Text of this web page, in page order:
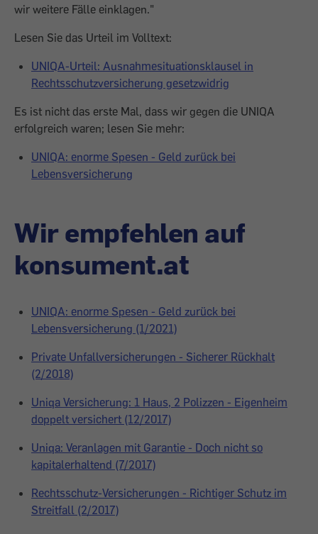
wir weitere Fälle einklagen."
Lesen Sie das Urteil im Volltext:
UNIQA-Urteil: Ausnahmesituationsklausel in
Rechtsschutzversicherung gesetzwidrig
Es ist nicht das erste Mal, dass wir gegen die UNIQA
erfolgreich waren; lesen Sie mehr:
UNIQA: enorme Spesen - Geld zurück bei
Lebensversicherung
Wir empfehlen auf
konsument.at
UNIQA: enorme Spesen - Geld zurück bei
Lebensversicherung (1/2021)
Private Unfallversicherungen - Sicherer Rückhalt
(2/2018)
Uniqa Versicherung: 1 Haus, 2 Polizzen - Eigenheim
doppelt versichert (12/2017)
Uniqa: Veranlagen mit Garantie - Doch nicht so
kapitalerhaltend (7/2017)
Rechtsschutz-Versicherungen - Richtiger Schutz im
Streitfall (2/2017)